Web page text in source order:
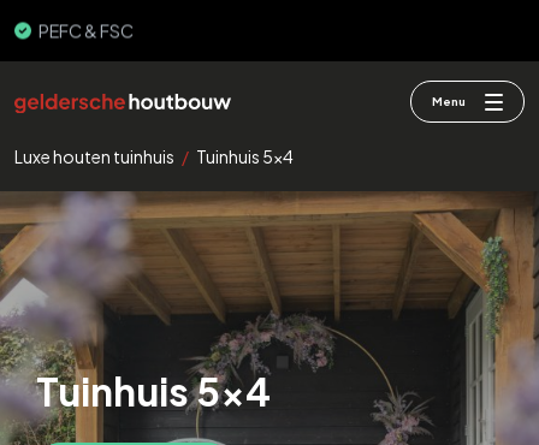
3000+ gebouwen
Menu
Luxe houten tuinhuis / Tuinhuis 5×4
Tuinhuis 5×4